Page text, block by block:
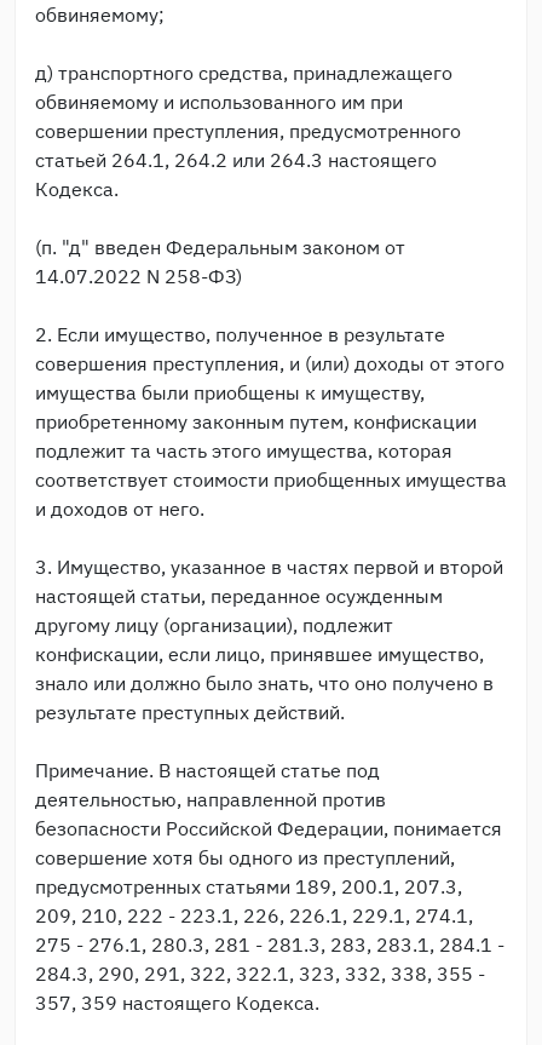
обвиняемому;
д) транспортного средства, принадлежащего
обвиняемому и использованного им при
совершении преступления, предусмотренного
статьей 264.1, 264.2 или 264.3 настоящего
Кодекса.
(п. "д" введен Федеральным законом от
14.07.2022 N 258-ФЗ)
2. Если имущество, полученное в результате
совершения преступления, и (или) доходы от этого
имущества были приобщены к имуществу,
приобретенному законным путем, конфискации
подлежит та часть этого имущества, которая
соответствует стоимости приобщенных имущества
и доходов от него.
3. Имущество, указанное в частях первой и второй
настоящей статьи, переданное осужденным
другому лицу (организации), подлежит
конфискации, если лицо, принявшее имущество,
знало или должно было знать, что оно получено в
результате преступных действий.
Примечание. В настоящей статье под
деятельностью, направленной против
безопасности Российской Федерации, понимается
совершение хотя бы одного из преступлений,
предусмотренных статьями 189, 200.1, 207.3,
209, 210, 222 - 223.1, 226, 226.1, 229.1, 274.1,
275 - 276.1, 280.3, 281 - 281.3, 283, 283.1, 284.1 -
284.3, 290, 291, 322, 322.1, 323, 332, 338, 355 -
357, 359 настоящего Кодекса.